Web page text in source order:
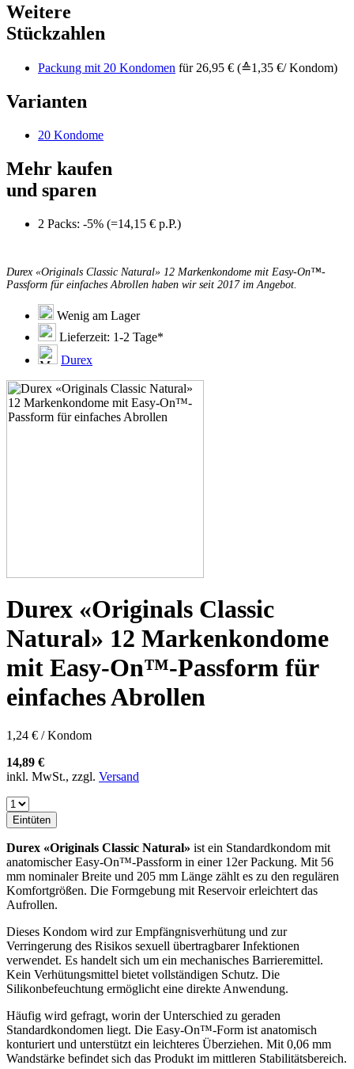
Weitere
Stückzahlen
Packung mit 20 Kondomen für 26,95 € (≙1,35 €/ Kondom)
Varianten
20 Kondome
Mehr kaufen
und sparen
2 Packs: -5% (=14,15 € p.P.)
Durex «Originals Classic Natural» 12 Markenkondome mit Easy-On™-
Passform für einfaches Abrollen haben wir seit 2017 im Angebot.
Wenig am Lager
Lieferzeit: 1-2 Tage*
Durex
Durex «Originals Classic
Natural» 12 Markenkondome
mit Easy-On™-Passform für
einfaches Abrollen
1,24 € / Kondom
14,89 €
inkl. MwSt., zzgl. Versand
Eintüten
Durex «Originals Classic Natural» ist ein Standardkondom mit
anatomischer Easy-On™-Passform in einer 12er Packung. Mit 56
mm nominaler Breite und 205 mm Länge zählt es zu den regulären
Komfortgrößen. Die Formgebung mit Reservoir erleichtert das
Aufrollen.
Dieses Kondom wird zur Empfängnisverhütung und zur
Verringerung des Risikos sexuell übertragbarer Infektionen
verwendet. Es handelt sich um ein mechanisches Barrieremittel.
Kein Verhütungsmittel bietet vollständigen Schutz. Die
Silikonbefeuchtung ermöglicht eine direkte Anwendung.
Häufig wird gefragt, worin der Unterschied zu geraden
Standardkondomen liegt. Die Easy-On™-Form ist anatomisch
konturiert und unterstützt ein leichteres Überziehen. Mit 0,06 mm
Wandstärke befindet sich das Produkt im mittleren Stabilitätsbereich.